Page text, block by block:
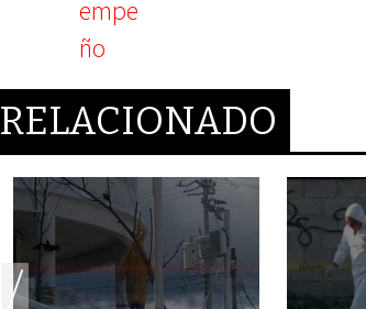
RELACIONADO